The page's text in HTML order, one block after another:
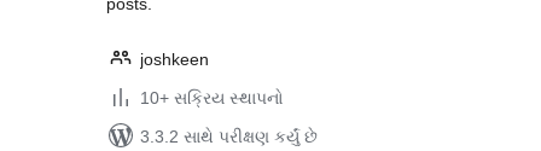
joshkeen
10+ સક્રિય સ્થાપનો
3.3.2 સાથે પરીક્ષણ કર્યું છે